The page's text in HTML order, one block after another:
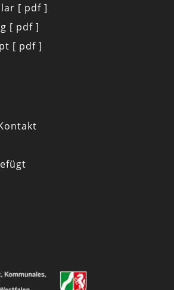
[ pdf ]
[ pdf ]
[ pdf ]